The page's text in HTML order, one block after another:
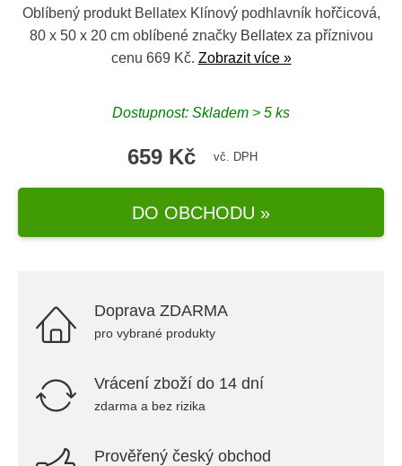
Oblíbený produkt Bellatex Klínový podhlavník hořčicová,
80 x 50 x 20 cm oblíbené značky Bellatexza příznivou
cenu 669 Kč. Zobrazit více »
Dostupnost: Skladem > 5 ks
659 Kč vč. DPH
DO OBCHODU »
Doprava ZDARMA
pro vybrané produkty
Vrácení zboží do 14 dní
zdarma a bez rizika
Prověřený český obchod